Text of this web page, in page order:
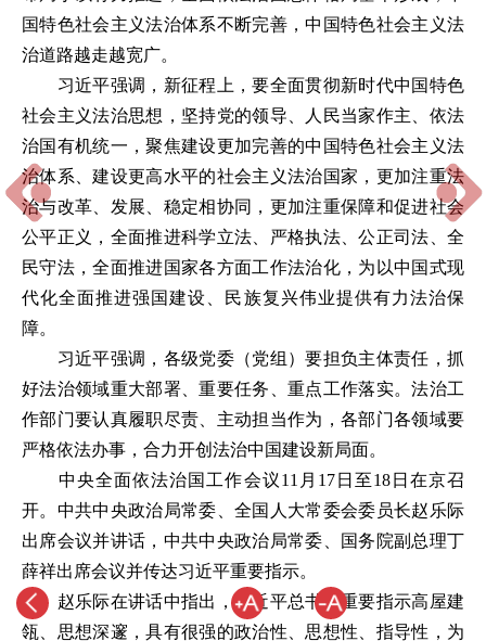
国特色社会主义法治体系不断完善，中国特色社会主义法
治道路越走越宽广。
习近平强调，新征程上，要全面贯彻新时代中国特色
社会主义法治思想，坚持党的领导、人民当家作主、依法
治国有机统一，聚焦建设更加完善的中国特色社会主义法
治体系、建设更高水平的社会主义法治国家，更加注重法
治与改革、发展、稳定相协同，更加注重保障和促进社会
公平正义，全面推进科学立法、严格执法、公正司法、全
民守法，全面推进国家各方面工作法治化，为以中国式现
代化全面推进强国建设、民族复兴伟业提供有力法治保
障。
习近平强调，各级党委（党组）要担负主体责任，抓
好法治领域重大部署、重要任务、重点工作落实。法治工
作部门要认真履职尽责、主动担当作为，各部门各领域要
严格依法办事，合力开创法治中国建设新局面。
中央全面依法治国工作会议11月17日至18日在京召
开。中共中央政治局常委、全国人大常委会委员长赵乐际
出席会议并讲话，中共中央政治局常委、国务院副总理丁
薛祥出席会议并传达习近平重要指示。
赵乐际在讲话中指出，习近平总书记重要指示高屋建
瓴、思想深邃，具有很强的政治性、思想性、指导性，为